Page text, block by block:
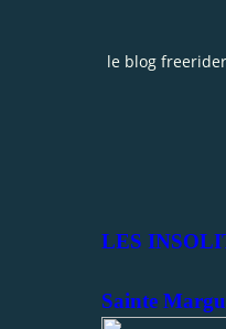
le blog
LES
Sainte